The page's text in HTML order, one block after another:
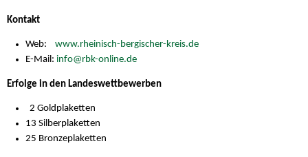
Kontakt
Web:www.rheinisch-bergischer-kreis.de
E-Mail: info@rbk-online.de
Erfolge in den Landeswettbewerben
2 Goldplaketten
13 Silberplaketten
25 Bronzeplaketten